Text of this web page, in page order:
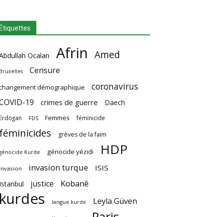
Ocalan Afrin Amed
Censure
démographique coronavirus
19 crimes de guerre Daech
FDS Femmes féminicide
grèves de la faim
Kurde génocide yézidi HDP
invasion turque ISIS
justice Kobanê
langue kurde Leyla Güven